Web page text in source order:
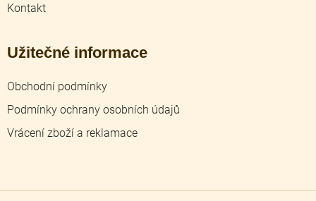
Kontakt
Užitečné informace
Obchodní podmínky
Podmínky ochrany osobních údajů
Vrácení zboží a reklamace